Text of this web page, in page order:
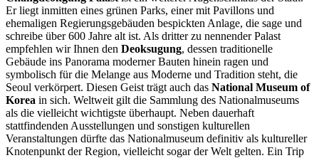
Er liegt inmitten eines grünen Parks, einer mit Pavillons und
ehemaligen Regierungsgebäuden bespickten Anlage, die sage und
schreibe über 600 Jahre alt ist. Als dritter zu nennender Palast
empfehlen wir Ihnen den Deoksugung, dessen traditionelle
Gebäude ins Panorama moderner Bauten hinein ragen und
symbolisch für die Melange aus Moderne und Tradition steht, die
Seoul verkörpert. Diesen Geist trägt auch das National Museum of
Korea in sich. Weltweit gilt die Sammlung des Nationalmuseums
als die vielleicht wichtigste überhaupt. Neben dauerhaft
stattfindenden Ausstellungen und sonstigen kulturellen
Veranstaltungen dürfte das Nationalmuseum definitiv als kultureller
Knotenpunkt der Region, vielleicht sogar der Welt gelten. Ein Trip